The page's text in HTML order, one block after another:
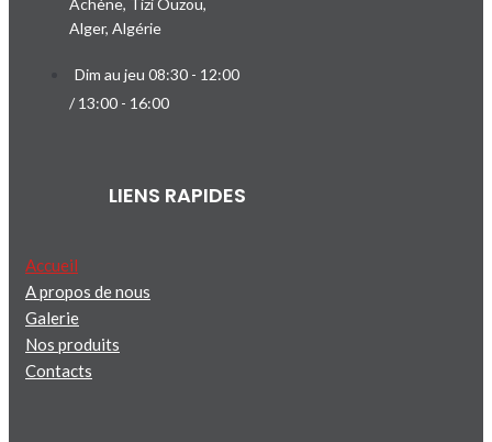
Achène, Tizi Ouzou,
Alger, Algérie
Dim au jeu 08:30 - 12:00
/ 13:00 - 16:00
LIENS RAPIDES
Accueil
A propos de nous
Galerie
Nos produits
Contacts